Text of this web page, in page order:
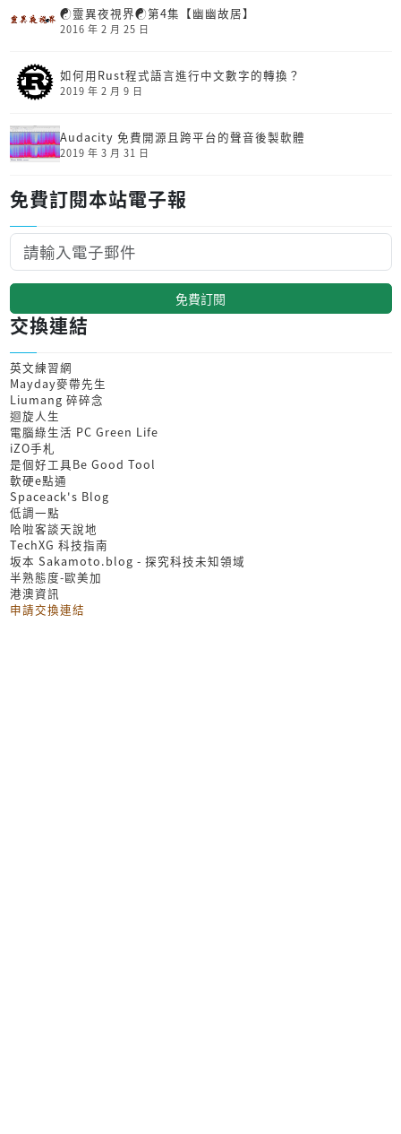
☯靈異夜視界☯第4集【幽幽故居】
2016 年 2 月 25 日
如何用Rust程式語言進行中文數字的轉換？
2019 年 2 月 9 日
Audacity 免費開源且跨平台的聲音後製軟體
2019 年 3 月 31 日
免費訂閱本站電子報
免費訂閱
交換連結
英文練習網
Mayday麥帶先生
Liumang 碎碎念
迴旋人生
電腦綠生活 PC Green Life
iZO手札
是個好工具Be Good Tool
軟硬e點通
Spaceack's Blog
低調一點
哈啦客談天說地
TechXG 科技指南
坂本 Sakamoto.blog - 探究科技未知領域
半熟態度-歐美加
港澳資訊
申請交換連結